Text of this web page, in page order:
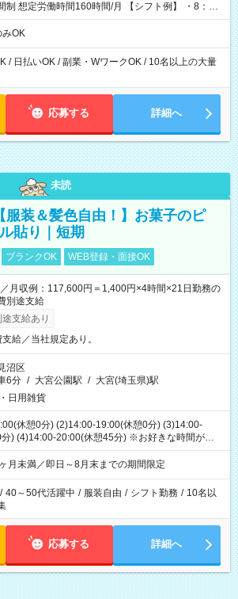
労働時間160時間/月 【シフト例】 ・8：00
みOK
/ 日払いOK / 副業・WワークOK / 10名以上の大量
応募する 詳細へ
未読
服装＆髪色自由！】お菓子のピ
貼り｜短期
ブランクOK WEB登録・面接OK
月収例：117,600円＝1,400円×4時間×21日勤務の
別途支給
支給あり
給／当社規定あり。
沼区
6分 / 大宮公園駅 / 大宮(埼玉県)駅
日用雑貨
休憩0分) (2)14:00-19:00(休憩0分) (3)14:00-
) (4)14:00-20:00(休憩45分) ※お好きな時間が選べ
月未満／即日～8月末までの期間限定
/ 40～50代活躍中 / 服装自由 / シフト勤務 / 10名以
応募する 詳細へ